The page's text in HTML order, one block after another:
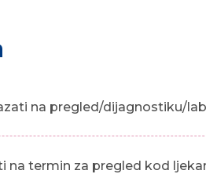
na pregled/dijagnostiku/
na termin za pregled kod